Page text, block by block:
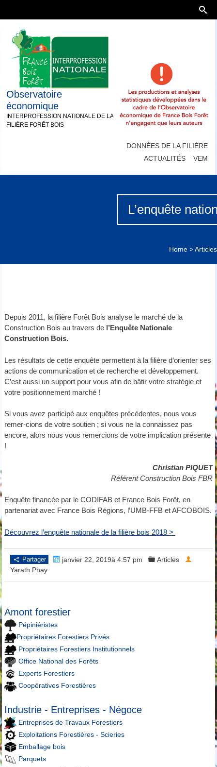
Observatoire
économique
INTERPROFESSION NATIONALE DE LA
FILIÈRE FORÊT BOIS
DONNÉES DE LA FILIÈRE
ACTUALITÉS
VEM
L’enquête
Home >Articles
Depuis 2011, la filière Forêt Bois analyse le marché de la
Construction Bois au travers de l’Enquête Nationale
Construction Bois.
Les résultats de cette enquête permettent à la filière d’orienter ses
actions de communication et de recherche et développement.
C’est aussi un support pour vous afin de bâtir votre stratégie et
votre positionnement marché !
Si vous avez participé aux enquêtes précédentes, nous vous
remer-cions de votre soutien ; si vous ne la connaissez pas
encore, alors nous vous remercions de votre implication présente
!
Christian PIQUET
Référent Construction Bois FBR
Enquête financée par le CODIFAB et France Bois Forêt, en
partenariat avec France Bois Régions, l’UMB-FFB et AFCOBOIS.
Découvrez l’enquête nationale de la filière bois 2018 >
Partager janvier 22, 2019à 4:57 pm
Articles
Yarath Phay
Amont forestier
Pépiniéristes
Propriétaires Forestiers Privés
Propriétaires Forestiers Institutionnels
Office National des Forêts
Experts Forestiers
Coopératives Forestières
Industrie - Entreprises - Négoce
Entreprises de Travaux Forestiers
Exploitations Forestières - Scieries
Emballage bois
Parquets